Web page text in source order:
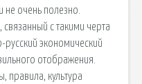
очень полезно.
с такими черта
русский экономический
отображения.
правила, культура